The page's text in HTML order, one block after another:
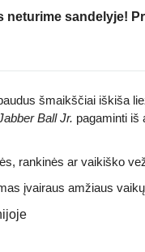
sandelyje!
šmaikščiai iškiša
Ball Jr. pagaminti iš
rankinės ar vaikiško
įvairaus amžiaus